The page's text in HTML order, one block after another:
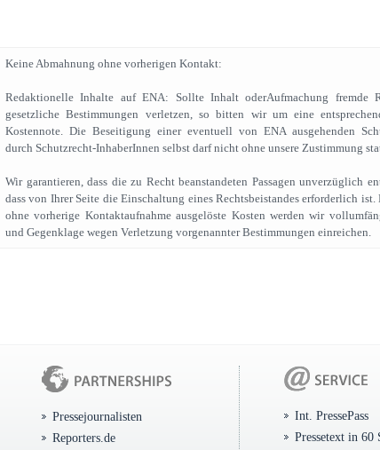
Keine Abmahnung ohne vorherigen Kontakt:
Redaktionelle Inhalte auf ENA: Sollte Inhalt oderAufmachung fremde
gesetzliche Bestimmungen verletzen, so bitten wir um eine
Kostennote. Die Beseitigung einer eventuell von ENA ausgehenden
durch Schutzrecht-InhaberInnen selbst darf nicht ohne unsere Zustimmung
Wir garantieren, dass die zu Recht beanstandeten Passagen unverzüglich
dass von Ihrer Seite die Einschaltung eines Rechtsbeistandes erforderlich
ohne vorherige Kontaktaufnahme ausgelöste Kosten werden wir
und Gegenklage wegen Verletzung vorgenannter Bestimmungen einreichen.
Pressejournalisten
Reporters.de
Int. PressePass
Pressetext in 60